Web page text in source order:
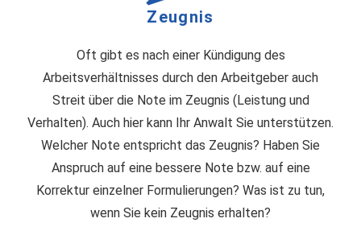
Zeugnis
Oft gibt es nach einer Kündigung des
Arbeitsverhältnisses durch den Arbeitgeber auch
Streit über die Note im Zeugnis (Leistung und
Verhalten). Auch hier kann Ihr Anwalt Sie unterstützen.
Welcher Note entspricht das Zeugnis? Haben Sie
Anspruch auf eine bessere Note bzw. auf eine
Korrektur einzelner Formulierungen? Was ist zu tun,
wenn Sie kein Zeugnis erhalten?